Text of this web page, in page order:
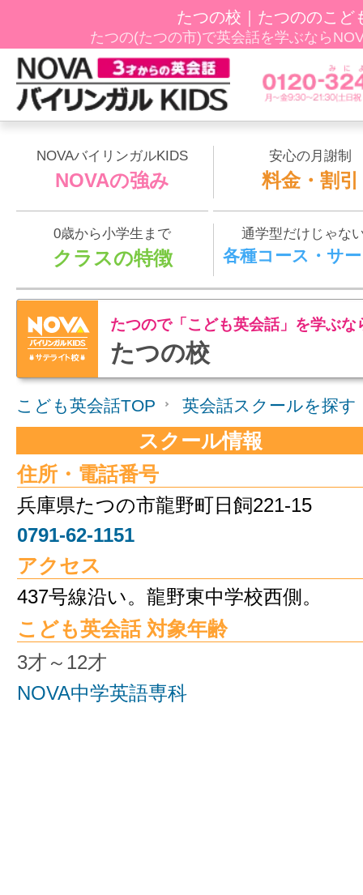
たつの校｜たつののこど
たつの(たつの市)で英会話を学ぶなら
NOVAバイリンガルKIDS
NOVAの強み
安心の月謝制
料金・割引
0歳から小学生まで
クラスの特徴
通学型だけじゃな
各種コース・サ
たつの校
たつので「こども英会話」を学ぶな
こども英会話TOP 英会話スクールを探す
スクール情報
住所・電話番号
兵庫県たつの市龍野町日飼221-15
0791-62-1151
アクセス
437号線沿い。龍野東中学校西側。
こども英会話 対象年齢
3才～12才
NOVA中学英語専科